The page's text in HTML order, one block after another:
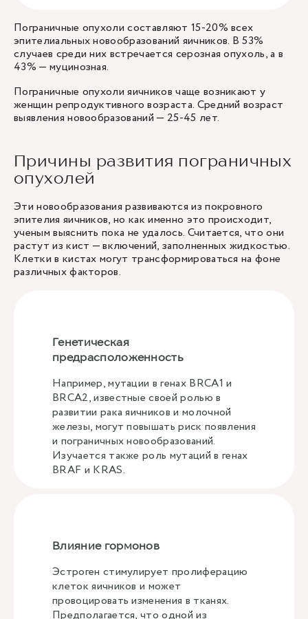
Пограничные опухоли составляют 15-20% всех
эпителиальных новообразований яичников. В 53%
случаев среди них встречается серозная опухоль, а в
43% — муцинозная.
Пограничные опухоли яичников чаще возникают у
женщин репродуктивного возраста. Средний возраст
выявления новообразований — 25-45 лет.
Причины развития пограничных
опухолей
Эти новообразования развиваются из покровного
эпителия яичников, но как именно это происходит,
ученым выяснить пока не удалось. Считается, что они
растут из кист — включений, заполненных жидкостью.
Клетки в кистах могут трансформироваться на фоне
различных факторов.
Генетическая
предрасположенность
Например, мутации в генах BRCA1 и
BRCA2, известные своей ролью в
развитии рака яичников и молочной
железы, могут повышать риск появления
и пограничных новообразований.
Изучается также роль мутаций в генах
BRAF и KRAS.
Влияние гормонов
Эстроген стимулирует пролиферацию
клеток яичников и может
провоцировать изменения в тканях.
Предполагается, что одной из